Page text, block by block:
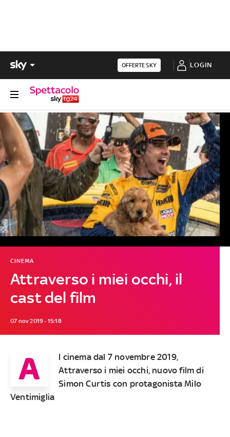
OFFERTE SKY LOGIN
Attraverso i miei occhi, il
cast del film
CINEMA
07 nov 2019 - 15:18
A
l cinema dal 7 novembre 2019,
Attraverso i miei occhi, nuovo film di
Simon Curtis con protagonista Milo
Ventimiglia